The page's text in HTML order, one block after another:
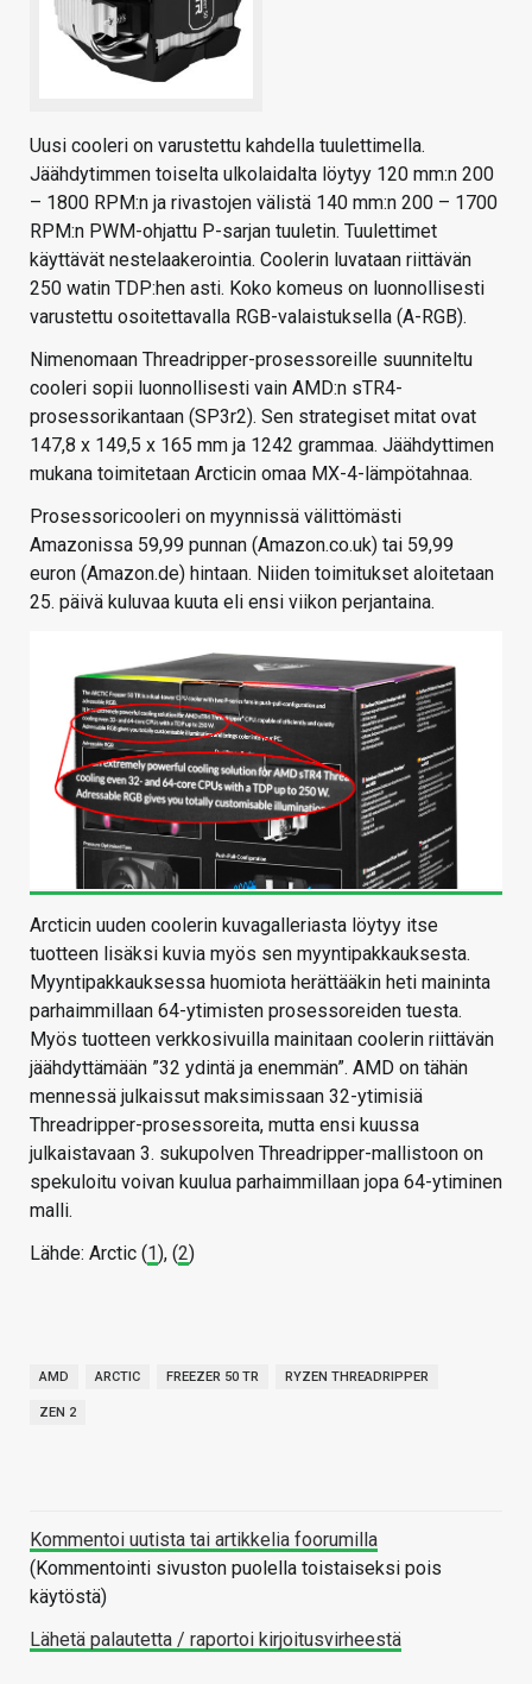
Uusi cooleri on varustettu kahdella tuulettimella.
Jäähdytimmen toiselta ulkolaidalta löytyy 120 mm:n 200
– 1800 RPM:n ja rivastojen välistä 140 mm:n 200 – 1700
RPM:n PWM-ohjattu P-sarjan tuuletin. Tuulettimet
käyttävät nestelaakerointia. Coolerin luvataan riittävän
250 watin TDP:hen asti. Koko komeus on luonnollisesti
varustettu osoitettavalla RGB-valaistuksella (A-RGB).
Nimenomaan Threadripper-prosessoreille suunniteltu
cooleri sopii luonnollisesti vain AMD:n sTR4-
prosessorikantaan (SP3r2). Sen strategiset mitat ovat
147,8 x 149,5 x 165 mm ja 1242 grammaa. Jäähdyttimen
mukana toimitetaan Arcticin omaa MX-4-lämpötahnaa.
Prosessoricooleri on myynnissä välittömästi
Amazonissa 59,99 punnan (Amazon.co.uk) tai 59,99
euron (Amazon.de) hintaan. Niiden toimitukset aloitetaan
25. päivä kuluvaa kuuta eli ensi viikon perjantaina.
Arcticin uuden coolerin kuvagalleriasta löytyy itse
tuotteen lisäksi kuvia myös sen myyntipakkauksesta.
Myyntipakkauksessa huomiota herättääkin heti maininta
parhaimmillaan 64-ytimisten prosessoreiden tuesta.
Myös tuotteen verkkosivuilla mainitaan coolerin riittävän
jäähdyttämään ”32 ydintä ja enemmän”. AMD on tähän
mennessä julkaissut maksimissaan 32-ytimisiä
Threadripper-prosessoreita, mutta ensi kuussa
julkaistavaan 3. sukupolven Threadripper-mallistoon on
spekuloitu voivan kuulua parhaimmillaan jopa 64-ytiminen
malli.
Lähde: Arctic (1), (2)
AMD ARCTIC FREEZER 50 TR RYZEN THREADRIPPER
ZEN 2
Kommentoi uutista tai artikkelia foorumilla
(Kommentointi sivuston puolella toistaiseksi pois
käytöstä)
Lähetä palautetta / raportoi kirjoitusvirheestä